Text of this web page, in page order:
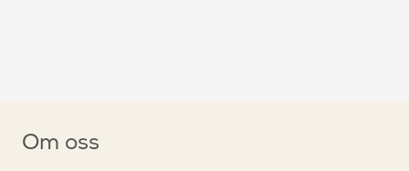
Om oss